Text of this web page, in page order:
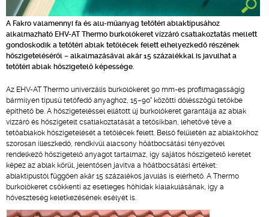
A Fakro valamennyi fa és alu-műanyag tetőtéri ablaktípusához
alkalmazható EHV-AT Thermo burkolókeret vízzáró csatlakoztatás mellett
gondoskodik a tetőtéri ablak tetőlécek felett elhelyezkedő részének
hőszigeteléséről – alkalmazásával akár 15 százalékkal is javulhat a
tetőtéri ablak hőszigetelő képessége.
Az EHV-AT Thermo univerzális burkolókeret 90 mm-es profilmagasságig
bármilyen típusú tetőfedő anyaghoz, 15–90° közötti dőlésszögű tetőkbe
építhető be. A hőszigeteléssel ellátott új burkolókeret garantálja az ablak
vízzáró és hőszigetelt csatlakoztatását a tetősíkban, lehetővé téve a
tetőablakok hőszigetelését a tetőlécek felett. Belső felületén az ablaktokhoz
szorosan illeszkedő, rendkívülalacsony hőátbocsátási tényezővel
rendelkező hőszigetelő anyagot tartalmaz, így sajátos hőszigetelő keretet
képez az ablak körül, jelentősen javítva a hőátbocsátási értéket:
ablaktípustól függően akár 15 százalékos javulás is elérhető. A Thermo
burkolókeret csökkenti az esetleges hőhidak kialakulásának, így a
hőveszteség keletkezésének esélyét is.